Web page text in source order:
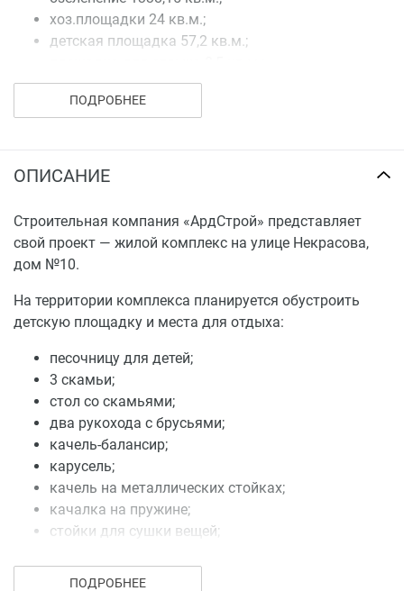
хоз.площадки 24 кв.м.;
детская площадка 57,2 кв.м.;
физкультурная площадка 87 кв.м.
один пластиковый мусороконтейнер с откидной
ПОДРОБНЕЕ
ОПИСАНИЕ
Строительная компания «АрдСтрой» представляет
свой проект — жилой комплекс на улице Некрасова,
дом №10.
На территории комплекса планируется обустроить
детскую площадку и места для отдыха:
песочницу для детей;
3 скамьи;
стол со скамьями;
два рукохода с брусьями;
качель-балансир;
карусель;
качель на металлических стойках;
качалка на пружине;
стойки для сушки вещей;
ПОДРОБНЕЕ